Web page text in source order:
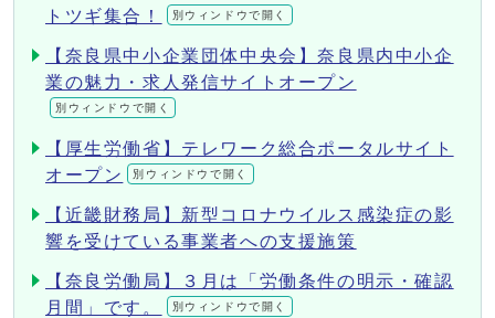
トツギ集合！
別ウィンドウで開く
【奈良県中小企業団体中央会】奈良県内中小企
業の魅力・求人発信サイトオープン
別ウィンドウで開く
【厚生労働省】テレワーク総合ポータルサイト
オープン
別ウィンドウで開く
【近畿財務局】新型コロナウイルス感染症の影
響を受けている事業者への支援施策
【奈良労働局】３月は「労働条件の明示・確認
月間」です。
別ウィンドウで開く